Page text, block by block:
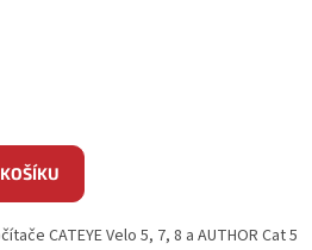
CATEYE Velo 5, 7, 8 a AUTHOR Cat 5